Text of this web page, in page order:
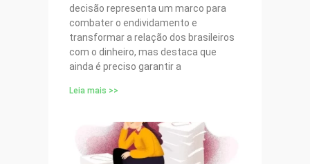
decisão representa um marco para
combater o endividamento e
transformar a relação dos brasileiros
com o dinheiro, mas destaca que
ainda é preciso garantir a
Leia mais >>